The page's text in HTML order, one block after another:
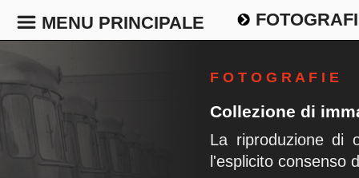
MENU PRINCIPALE
F O T O G R A F I E
Collezione di
La riproduzione di
l'esplicito consenso